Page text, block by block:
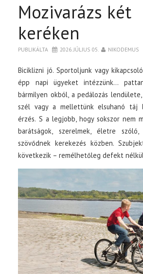
PÓLÓ RENDELÉS
Mozivarázs két
keréken
PUBLIKÁLTA 2026. JÚLIUS 05. NIKODEMUS
Biciklizni jó. Sportoljunk vagy
épp napi ügyeket intézzünk…
bármilyen okból, a pedálozás
szél vagy a mellettünk elsuhanó táj
érzés. S a legjobb, hogy sokszor nem
barátságok, szerelmek, életre szóló,
szövődnek kerekezés közben.
következik – remélhetőleg defekt